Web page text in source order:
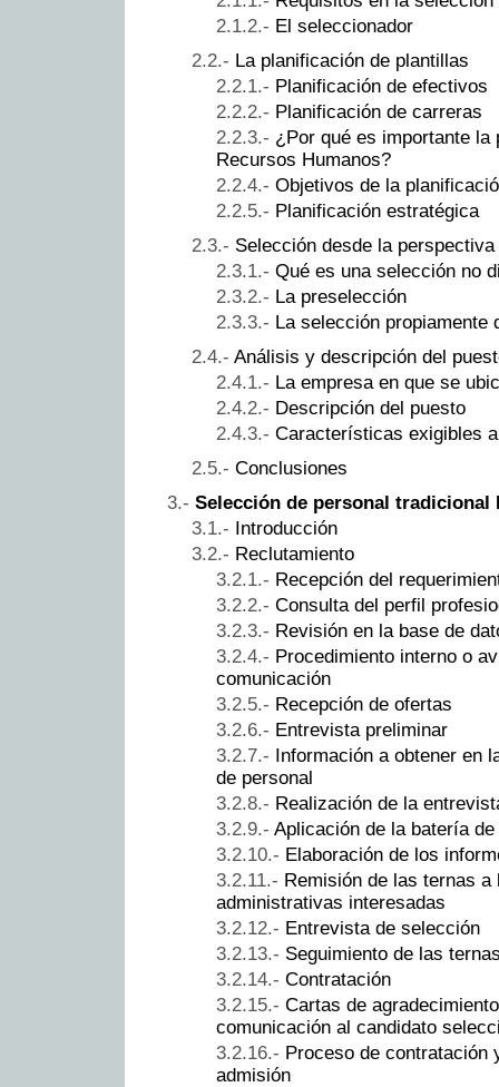
El seleccionador
La planificación de plantillas
Planificación de efectivos
Planificación de carreras
¿Por qué es importante la
Recursos Humanos?
Objetivos de la
Planificación estratégica
Selección desde la perspectiva
Qué es una selección no
La preselección
La selección propiamente
Análisis y descripción del
La empresa en que se
Descripción del puesto
Características exigibles
Conclusiones
Selección de personal tradicional
Introducción
Reclutamiento
Recepción del
Consulta del perfil
Revisión en la base de
Procedimiento interno o
comunicación
Recepción de ofertas
Entrevista preliminar
Información a obtener en
de personal
Realización de la
Aplicación de la batería de
Elaboración de los
Remisión de las ternas a
administrativas interesadas
Entrevista de selección
Seguimiento de las
Contratación
Cartas de
comunicación al candidato
Proceso de contratación
admisión